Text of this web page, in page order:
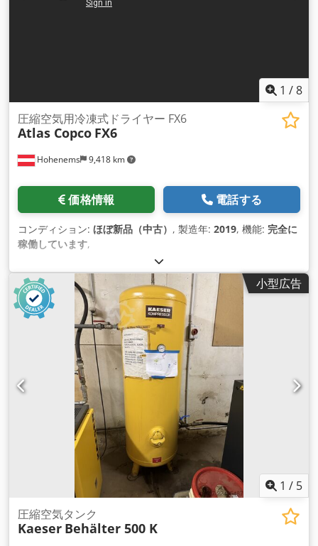
1 /8
Hohenems 9,418 km
圧縮空気用冷凍式ドライヤー FX6
Atlas Copco FX6
価格情報 電話する
コンディション: ほぼ新品（中古） , 製造年: 2019, 機能: 完全に
稼働しています,
小型広告
1 / 5
圧縮空気タンク
Kaeser Behälter 500 K